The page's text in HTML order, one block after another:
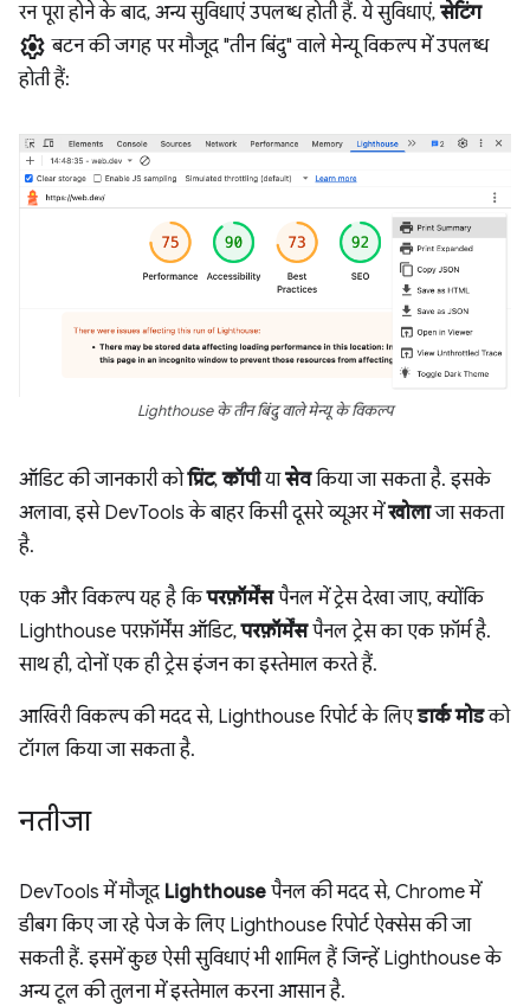
रन पूरा होने के बाद, अन्य सुविधाएं उपलब्ध होती हैं. ये सुविधाएं, सेटिंग
settings बटन की जगह पर मौजूद "तीन बिंदु" वाले मेन्यू विकल्प में उपलब्ध
होती हैं:
Lighthouse के तीन बिंदु वाले मेन्यू के विकल्प
ऑडिट की जानकारी कोप्रिंट,कॉपीयासेवकिया जा सकता है. इसके
अलावा, इसे DevTools के बाहर किसी दूसरे व्यूअर मेंखोलाजा सकता
है.
एक और विकल्प यह है किपरफ़ॉर्मेंसपैनल में ट्रेस देखा जाए, क्योंकि
Lighthouse परफ़ॉर्मेंस ऑडिट,परफ़ॉर्मेंसपैनल ट्रेस का एक फ़ॉर्म है.
साथ ही, दोनों एक ही ट्रेस इंजन का इस्तेमाल करते हैं.
आखिरी विकल्प की मदद से, Lighthouse रिपोर्ट के लिएडार्क मोडको
टॉगल किया जा सकता है.
नतीजा
DevTools में मौजूद Lighthouse पैनल की मदद से, Chrome में
डीबग किए जा रहे पेज के लिए Lighthouse रिपोर्ट ऐक्सेस की जा
सकती हैं. इसमें कुछ ऐसी सुविधाएं भी शामिल हैं जिन्हें Lighthouse के
अन्य टूल की तुलना में इस्तेमाल करना आसान है.